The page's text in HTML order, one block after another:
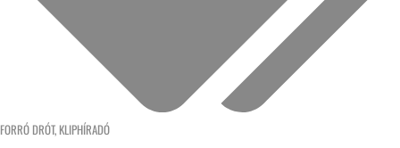
FORRÓ DRÓT, KLIPHÍRADÓ